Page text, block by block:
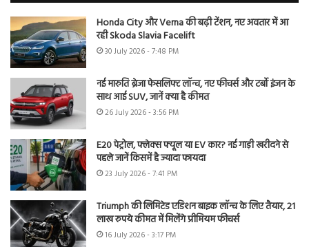
Honda City और Verna की बढ़ी टेंशन, नए अवतार में आ
रही Skoda Slavia Facelift
30 July 2026 - 7:48 PM
नई मारुति ब्रेजा फेसलिफ्ट लॉन्च, नए फीचर्स और टर्बो इंजन के
साथ आई SUV, जानें क्या है कीमत
26 July 2026 - 3:56 PM
E20 पेट्रोल, फ्लेक्स फ्यूल या EV कार? नई गाड़ी खरीदने से
पहले जानें किसमें है ज्यादा फायदा
23 July 2026 - 7:41 PM
Triumph की लिमिटेड एडिशन बाइक लॉन्च के लिए तैयार, 21
लाख रुपये कीमत में मिलेंगे प्रीमियम फीचर्स
16 July 2026 - 3:17 PM